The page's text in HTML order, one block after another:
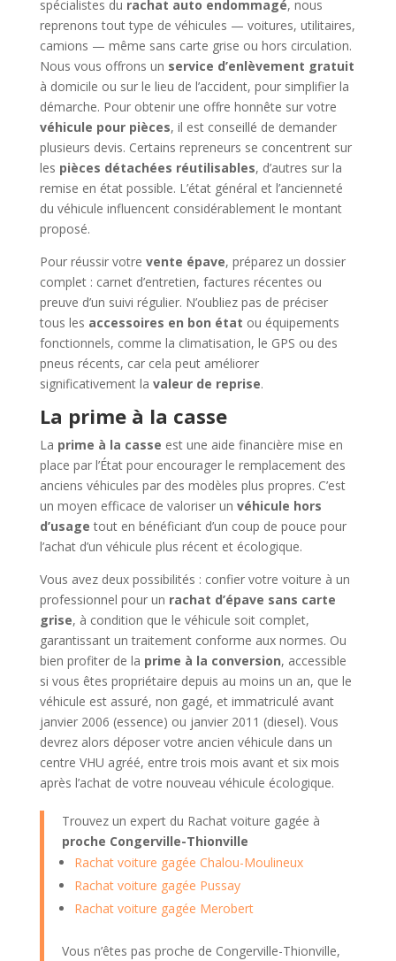
spécialistes du rachat auto endommagé, nous
reprenons tout type de véhicules — voitures, utilitaires,
camions — même sans carte grise ou hors circulation.
Nous vous offrons un service d’enlèvement gratuit
à domicile ou sur le lieu de l’accident, pour simplifier la
démarche. Pour obtenir une offre honnête sur votre
véhicule pour pièces, il est conseillé de demander
plusieurs devis. Certains repreneurs se concentrent sur
les pièces détachées réutilisables, d’autres sur la
remise en état possible. L’état général et l’ancienneté
du véhicule influencent considérablement le montant
proposé.
Pour réussir votre vente épave, préparez un dossier
complet : carnet d’entretien, factures récentes ou
preuve d’un suivi régulier. N’oubliez pas de préciser
tous les accessoires en bon état ou équipements
fonctionnels, comme la climatisation, le GPS ou des
pneus récents, car cela peut améliorer
significativement la valeur de reprise.
La prime à la casse
La prime à la casse est une aide financière mise en
place par l’État pour encourager le remplacement des
anciens véhicules par des modèles plus propres. C’est
un moyen efficace de valoriser un véhicule hors
d’usage tout en bénéficiant d’un coup de pouce pour
l’achat d’un véhicule plus récent et écologique.
Vous avez deux possibilités : confier votre voiture à un
professionnel pour un rachat d’épave sans carte
grise, à condition que le véhicule soit complet,
garantissant un traitement conforme aux normes. Ou
bien profiter de la prime à la conversion, accessible
si vous êtes propriétaire depuis au moins un an, que le
véhicule est assuré, non gagé, et immatriculé avant
janvier 2006 (essence) ou janvier 2011 (diesel). Vous
devrez alors déposer votre ancien véhicule dans un
centre VHU agréé, entre trois mois avant et six mois
après l’achat de votre nouveau véhicule écologique.
Trouvez un expert du Rachat voiture gagée à
proche Congerville-Thionville
Rachat voiture gagée Chalou-Moulineux
Rachat voiture gagée Pussay
Rachat voiture gagée Merobert
Vous n’êtes pas proche de Congerville-Thionville,